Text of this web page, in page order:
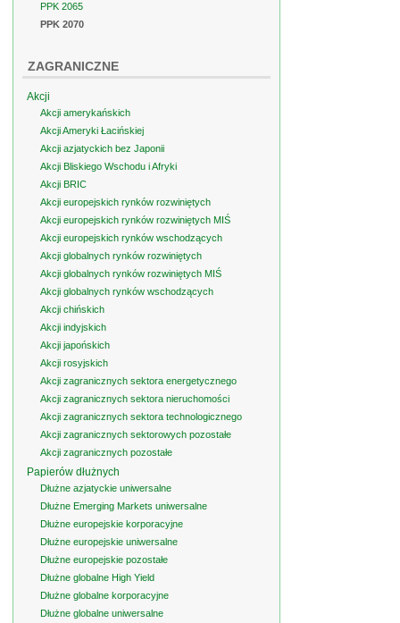
PPK 2065
PPK 2070
ZAGRANICZNE
Akcji
Akcji amerykańskich
Akcji Ameryki Łacińskiej
Akcji azjatyckich bez Japonii
Akcji Bliskiego Wschodu i Afryki
Akcji BRIC
Akcji europejskich rynków rozwiniętych
Akcji europejskich rynków rozwiniętych MIŚ
Akcji europejskich rynków wschodzących
Akcji globalnych rynków rozwiniętych
Akcji globalnych rynków rozwiniętych MIŚ
Akcji globalnych rynków wschodzących
Akcji chińskich
Akcji indyjskich
Akcji japońskich
Akcji rosyjskich
Akcji zagranicznych sektora energetycznego
Akcji zagranicznych sektora nieruchomości
Akcji zagranicznych sektora technologicznego
Akcji zagranicznych sektorowych pozostałe
Akcji zagranicznych pozostałe
Papierów dłużnych
Dłużne azjatyckie uniwersalne
Dłużne Emerging Markets uniwersalne
Dłużne europejskie korporacyjne
Dłużne europejskie uniwersalne
Dłużne europejskie pozostałe
Dłużne globalne High Yield
Dłużne globalne korporacyjne
Dłużne globalne uniwersalne